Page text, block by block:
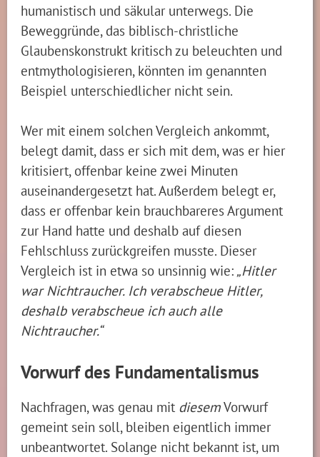
humanistisch und säkular unterwegs. Die
Beweggründe, das biblisch-christliche
Glaubenskonstrukt kritisch zu beleuchten und
entmythologisieren, könnten im genannten
Beispiel unterschiedlicher nicht sein.
Wer mit einem solchen Vergleich ankommt,
belegt damit, dass er sich mit dem, was er hier
kritisiert, offenbar keine zwei Minuten
auseinandergesetzt hat. Außerdem belegt er,
dass er offenbar kein brauchbareres Argument
zur Hand hatte und deshalb auf diesen
Fehlschluss zurückgreifen musste. Dieser
Vergleich ist in etwa so unsinnig wie: „Hitler
war Nichtraucher. Ich verabscheue Hitler,
deshalb verabscheue ich auch alle
Nichtraucher.“
Vorwurf des Fundamentalismus
Nachfragen, was genau mit diesemVorwurf
gemeint sein soll, bleiben eigentlich immer
unbeantwortet. Solange nicht bekannt ist, um